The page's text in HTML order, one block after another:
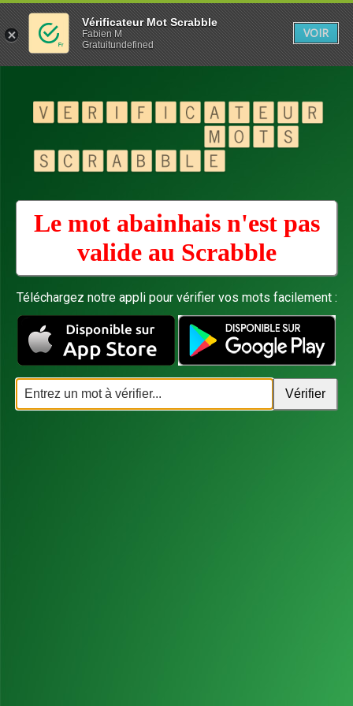
Le mot abainhais n'est pas
valide au Scrabble
Téléchargez notre appli pour vérifier vos mots facilement :
Vérificateur Mot Scrabble
Fabien M
Gratuitundefined
VOIR